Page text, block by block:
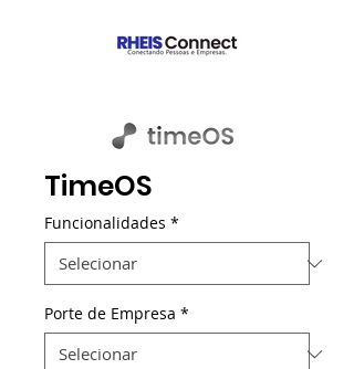
TimeOS
Funcionalidades *
Porte de Empresa *